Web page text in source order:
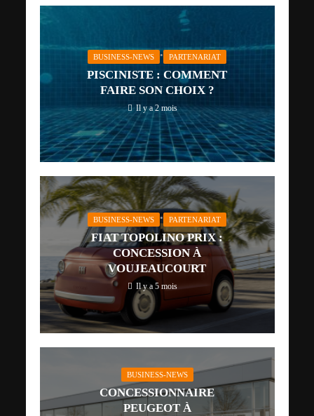
BUSINESS-NEWS • PARTENARIAT
PISCINISTE : COMMENT
FAIRE SON CHOIX ?
Il y a 2 mois
BUSINESS-NEWS • PARTENARIAT
FIAT TOPOLINO PRIX :
CONCESSION À
VOUJEAUCOURT
Il y a 5 mois
BUSINESS-NEWS
CONCESSIONNAIRE
PEUGEOT À